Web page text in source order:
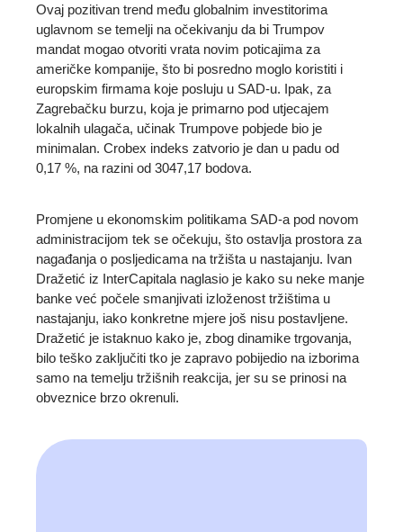
Ovaj pozitivan trend među globalnim investitorima
uglavnom se temelji na očekivanju da bi Trumpov
mandat mogao otvoriti vrata novim poticajima za
američke kompanije, što bi posredno moglo koristiti i
europskim firmama koje posluju u SAD-u. Ipak, za
Zagrebačku burzu, koja je primarno pod utjecajem
lokalnih ulagača, učinak Trumpove pobjede bio je
minimalan. Crobex indeks zatvorio je dan u padu od
0,17 %, na razini od 3047,17 bodova.
Promjene u ekonomskim politikama SAD-a pod novom
administracijom tek se očekuju, što ostavlja prostora za
nagađanja o posljedicama na tržišta u nastajanju. Ivan
Dražetić iz InterCapitala naglasio je kako su neke manje
banke već počele smanjivati izloženost tržištima u
nastajanju, iako konkretne mjere još nisu postavljene.
Dražetić je istaknuo kako je, zbog dinamike trgovanja,
bilo teško zaključiti tko je zapravo pobijedio na izborima
samo na temelju tržišnih reakcija, jer su se prinosi na
obveznice brzo okrenuli.